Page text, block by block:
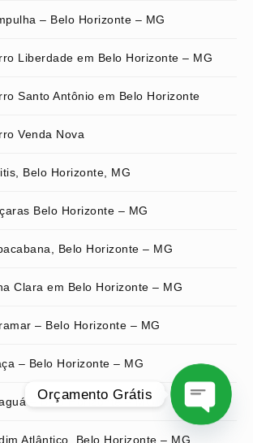
– Belo Horizonte – MG
Liberdade em Belo Horizonte – MG
Santo Antônio em Belo Horizonte
Venda Nova
Belo Horizonte, MG
Belo Horizonte – MG
Belo Horizonte – MG
Clara em Belo Horizonte – MG
– Belo Horizonte – MG
– Belo Horizonte – MG
– Belo Horizonte – MG
Atlântico, Belo Horizonte – MG
Orçamento Grátis